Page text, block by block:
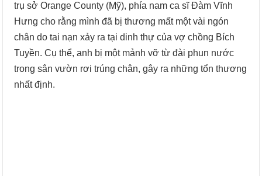
trụ sở Orange County (Mỹ), phía nam ca sĩ Đàm Vĩnh
Hưng cho rằng mình đã bị thương mất một vài ngón
chân do tai nạn xảy ra tại dinh thự của vợ chồng Bích
Tuyền. Cụ thể, anh bị một mảnh vỡ từ đài phun nước
trong sân vườn rơi trúng chân, gây ra những tổn thương
nhất định.